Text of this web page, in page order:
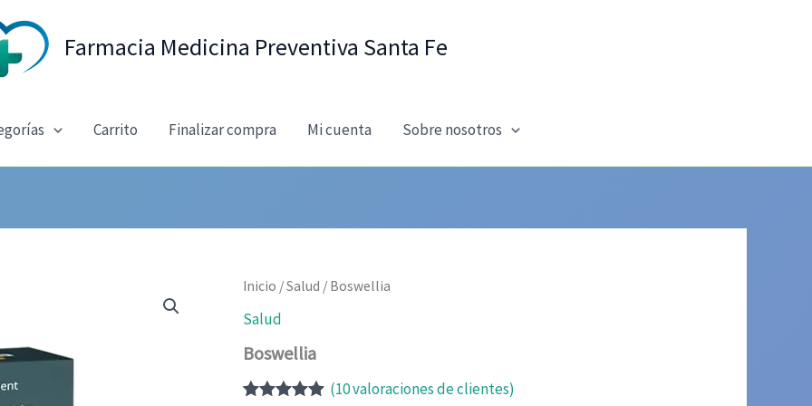
Farmacia Medicina Preventiva Santa Fe
Carrito Finalizar compra Mi cuenta Sobre nosotros
Inicio /Salud / Boswellia
Salud
Boswellia
(10valoraciones de clientes)